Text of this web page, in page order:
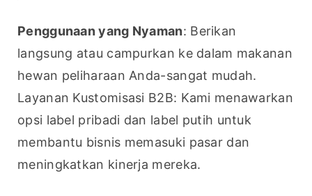
Penggunaan yang Nyaman: Berikan
langsung atau campurkan ke dalam makanan
hewan peliharaan Anda-sangat mudah.
Layanan Kustomisasi B2B: Kami menawarkan
opsi label pribadi dan label putih untuk
membantu bisnis memasuki pasar dan
meningkatkan kinerja mereka.